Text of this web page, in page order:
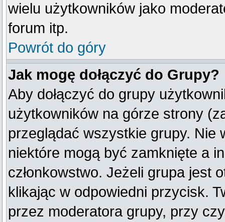
wielu użytkowników jako
forum itp.
Powrót do góry
Jak mogę dołączyć do Grupy?
Aby dołączyć do grupy
użytkowników na górze strony
przeglądać wszystkie grupy. Nie
niektóre mogą być zamknięte a
członkowstwo. Jeżeli grupa jest
klikając w odpowiedni przycisk.
przez moderatora grupy, przy